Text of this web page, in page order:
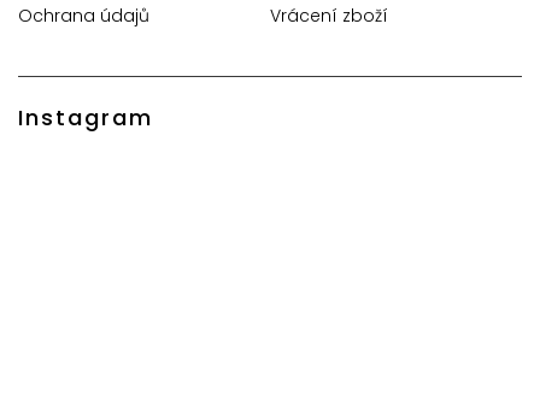
Ochrana údajů
Vrácení zboží
Instagram